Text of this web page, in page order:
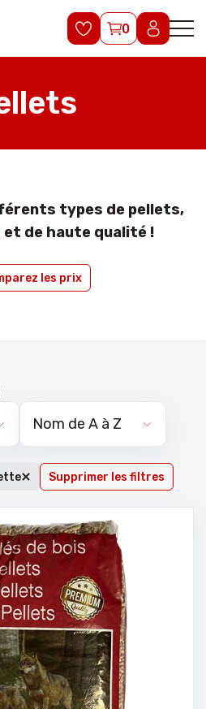
0
types de pellets,
et de haute qualité !
les prix
Supprimer les filtres